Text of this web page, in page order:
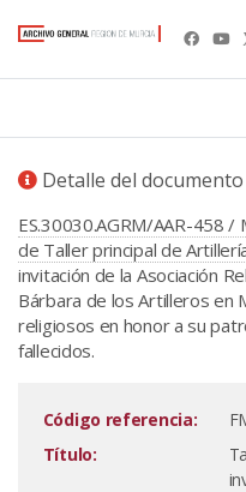
Detalle del documento
ES.30030.AGRM/AAR-458
de Taller principal de
invitación de la Asociación
Bárbara de los Artilleros en
religiosos en honor a su
fallecidos.
Código referencia:
Título: